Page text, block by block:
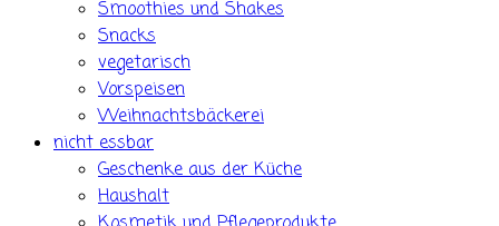
Smoothies und Shakes
Snacks
vegetarisch
Vorspeisen
Weihnachtsbäckerei
nicht essbar
Geschenke aus der Küche
Haushalt